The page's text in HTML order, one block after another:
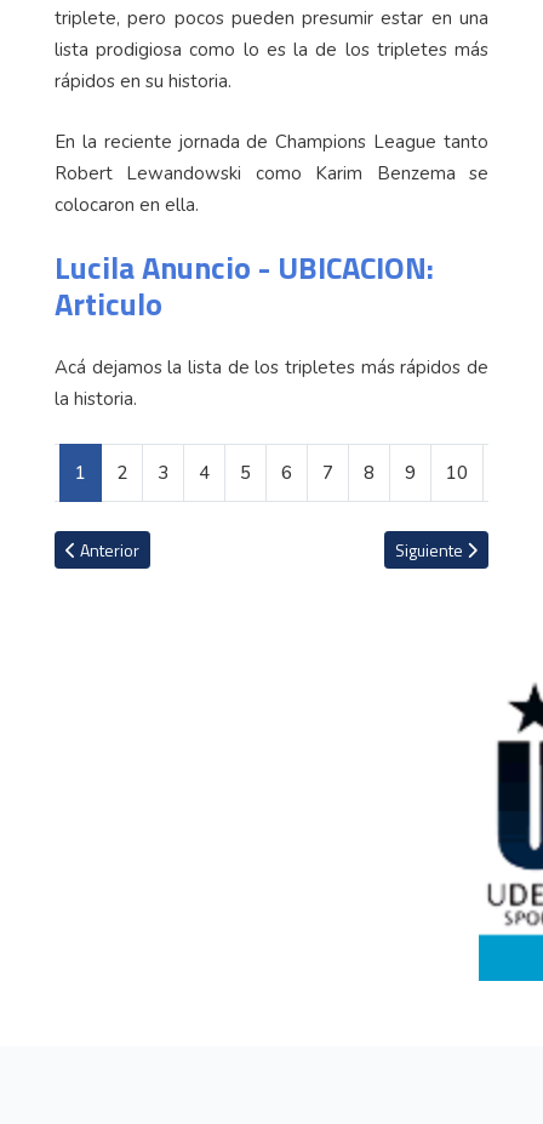
triplete, pero pocos pueden presumir estar en una
lista prodigiosa como lo es la de los tripletes más
rápidos en su historia.
En la reciente jornada de Champions League tanto
Robert Lewandowski como Karim Benzema se
colocaron en ella.
Lucila Anuncio - UBICACION:
Articulo
Acá dejamos la lista de los tripletes más rápidos de
la historia.
1 2 3 4 5 6 7 8 9 10
Artículo anterior: Consejos para gastar menos combustible
Anterior Artículo siguiente:
Siguiente